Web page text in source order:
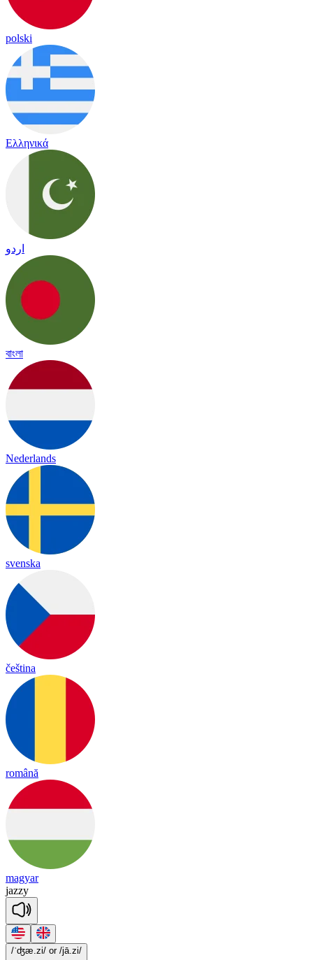
polski
Ελληνικά
اردو
বাংলা
Nederlands
svenska
čeština
română
magyar
jazzy
/ˈʤæ.zi/ or /jā.zi/